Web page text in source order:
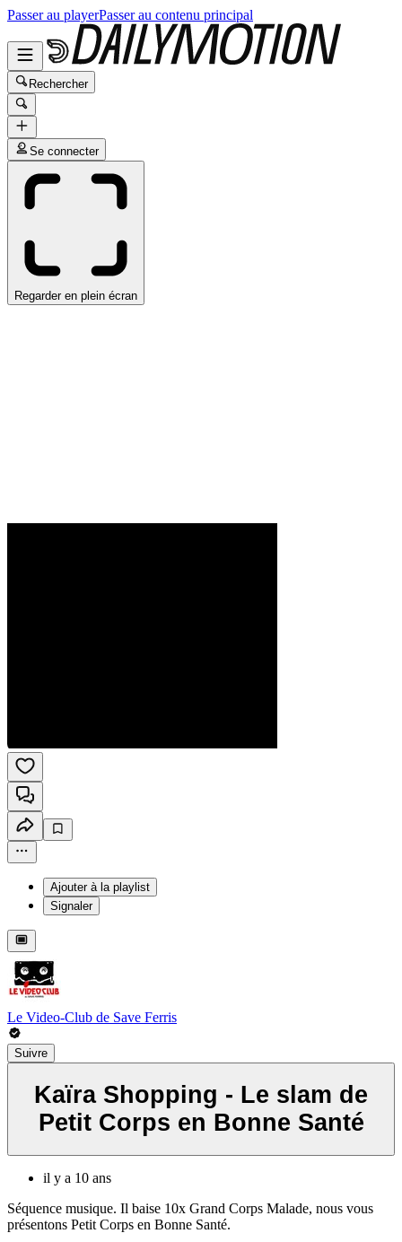
Passer au playerPasser au contenu principal
Rechercher
Se connecter
Regarder en plein écran
Ajouter à la playlist
Signaler
Le Video-Club de Save Ferris
Suivre
Kaïra Shopping - Le slam de
Petit Corps en Bonne Santé
il y a 10 ans
Séquence musique. Il baise 10x Grand Corps Malade, nous vous
présentons Petit Corps en Bonne Santé.